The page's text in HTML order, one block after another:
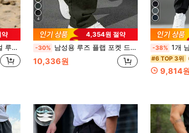
스포츠용, 여름
4
4,354원 절약
-30% 남성용 루즈 플랩 포켓 드로스트링 허리 카고 팬츠, 솔리드 컬러 롱 스트레이트 레그 밀리터리 그린 캐주얼 팬츠, 남편이나 남자친구 선물로 적합, 캐주얼하고 다용도 야외 캐주얼웨어 봄 스포츠
10,336원
-38% 1개 남성용 루즈핏 블랙 카
#6 TOP 3위
9,814